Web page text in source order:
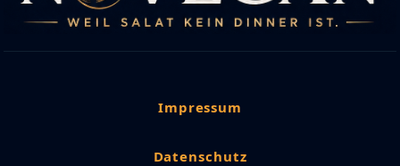
Impressum
Datenschutz